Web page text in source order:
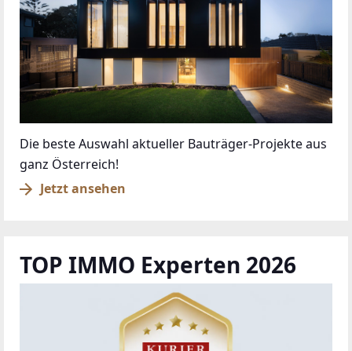
Die beste Auswahl aktueller Bauträger-Projekte aus
ganz Österreich!
Jetzt ansehen
TOP IMMO Experten 2026